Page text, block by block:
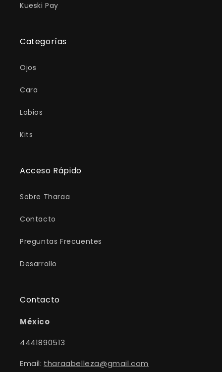
Kueski Pay
Categorías
Ojos
Cara
Labios
Kits
Acceso Rápido
Sobre Tharaa
Contacto
Preguntas Frecuentes
Desarrollo
Contacto
México
4441890513
Email: tharaabelleza@gmail.com